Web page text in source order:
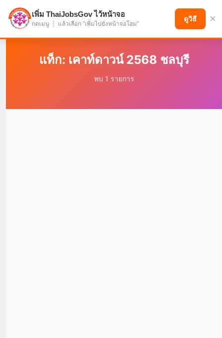
แบ่งปันโอกาส เพื่ออนาคตที่ก้าวหน้า
แท็ก: เคาท์ดาวน์ 2568 ชลบุรี
พบ 1 รายการ
เพิ่ม ThaiJobsGov ไว้หน้าจอ
กดเมนู ⋮ แล้วเลือก "เพิ่มไปยังหน้าจอโฮม"
ดูวิธี ×